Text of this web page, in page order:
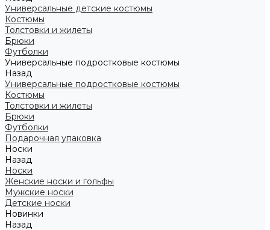
Универсальные детские костюмы
Костюмы
Толстовки и жилеты
Брюки
Футболки
Универсальные подростковые костюмы
Назад
Универсальные подростковые костюмы
Костюмы
Толстовки и жилеты
Брюки
Футболки
Подарочная упаковка
Носки
Назад
Носки
Женские носки и гольфы
Мужские носки
Детские носки
Новинки
Назад